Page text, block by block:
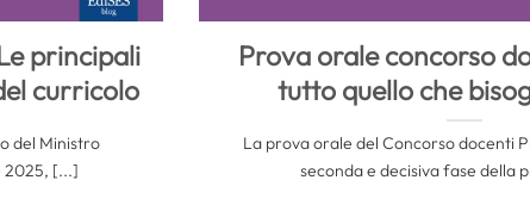
principali
curricolo
del Ministro
2025, [...]
Prova orale concorso
tutto quello che
La prova orale del Concorso docenti
seconda e decisiva fase della